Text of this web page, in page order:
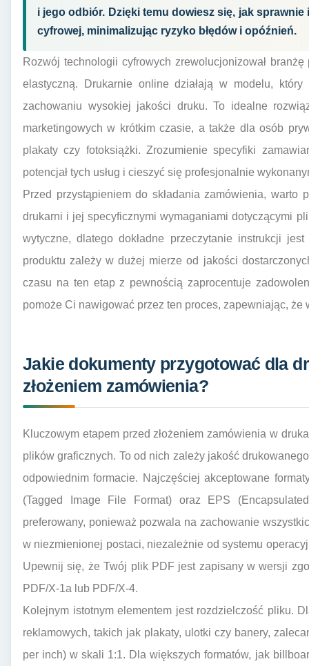
i jego odbiór. Dzięki temu dowiesz się, jak
cyfrowej, minimalizując ryzyko błędów i opóźnień.
Rozwój technologii cyfrowych zrewolucjonizował
elastyczną. Drukarnie online działają w modelu,
zachowaniu wysokiej jakości druku. To idealne
marketingowych w krótkim czasie, a także dla osób
plakaty czy fotoksiążki. Zrozumienie specyfiki
potencjał tych usług i cieszyć się profesjonalnie
Przed przystąpieniem do składania zamówienia,
drukarni i jej specyficznymi wymaganiami dotyczącymi
wytyczne, dlatego dokładne przeczytanie instrukcji
produktu zależy w dużej mierze od jakości
czasu na ten etap z pewnością zaprocentuje
pomoże Ci nawigować przez ten proces, zapewniając, że
Jakie dokumenty przygotować dla
złożeniem zamówienia?
Kluczowym etapem przed złożeniem zamówienia w
plików graficznych. To od nich zależy jakość
odpowiednim formacie. Najczęściej akceptowane
(Tagged Image File Format) oraz EPS
preferowany, ponieważ pozwala na zachowanie
w niezmienionej postaci, niezależnie od systemu
Upewnij się, że Twój plik PDF jest zapisany w wersji
PDF/X-1a lub PDF/X-4.
Kolejnym istotnym elementem jest rozdzielczość pliku.
reklamowych, takich jak plakaty, ulotki czy banery,
per inch) w skali 1:1. Dla większych formatów, jak